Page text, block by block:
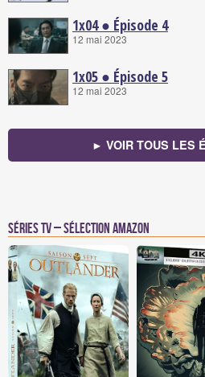
1x04 ● Épisode 4
12 mai 2023
1x05 ● Épisode 5
12 mai 2023
► VOIR TOUS LES
Séries TV – Sélection Amazon